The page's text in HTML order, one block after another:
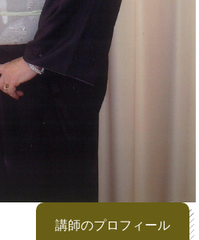
講師のプロフィール